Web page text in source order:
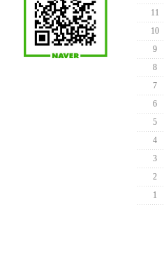
11
10
9
8
7
6
5
4
3
2
1